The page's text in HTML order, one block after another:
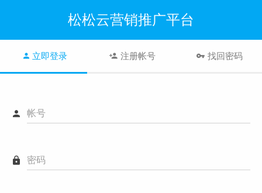
松松云营销推广平台
立即登录 注册帐号 找回密码
帐号
密码